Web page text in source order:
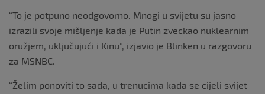
“To je potpuno neodgovorno. Mnogi u svijetu su jasno
izrazili svoje mišljenje kada je Putin zveckao nuklearnim
oružjem, uključujući i Kinu”, izjavio je Blinken u razgovoru
za MSNBC.
“Želim ponoviti to sada, u trenucima kada se cijeli svijet